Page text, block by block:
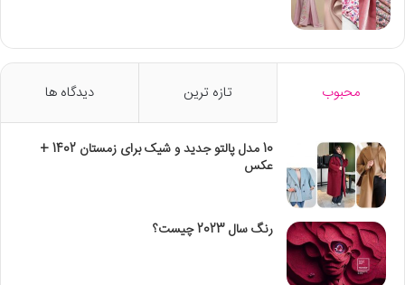
محبوب تازه ترین دیدگاه ها
10 مدل پالتو جدید و شیک برای زمستان 1402 +
عکس
رنگ سال 2023 چیست؟